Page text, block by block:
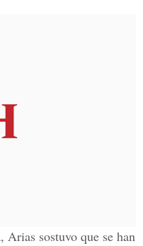
sostuvo que se han